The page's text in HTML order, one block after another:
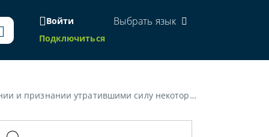
Войти
Подключиться
Выбрать язык
Республики Беларусь по вопросам административной ответственности»